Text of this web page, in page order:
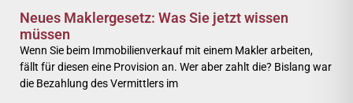
Neues Maklergesetz: Was Sie jetzt wissen
müssen
Wenn Sie beim Immobilienverkauf mit einem Makler arbeiten,
fällt für diesen eine Provision an. Wer aber zahlt die? Bislang war
die Bezahlung des Vermittlers im